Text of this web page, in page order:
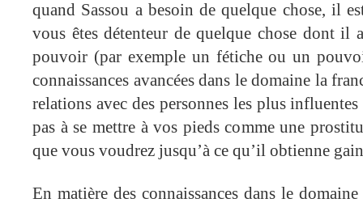
quand Sassou a besoin de quelque chose, il
vous êtes détenteur de quelque chose dont il
pouvoir (par exemple un fétiche ou un
connaissances avancées dans le domaine la
relations avec des personnes les plus
pas à se mettre à vos pieds comme une
que vous voudrez jusqu’à ce qu’il obtienne
En matière des connaissances dans le